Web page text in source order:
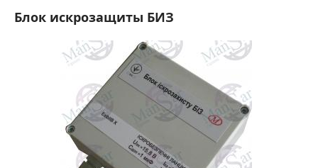
Блок искрозащиты БИЗ